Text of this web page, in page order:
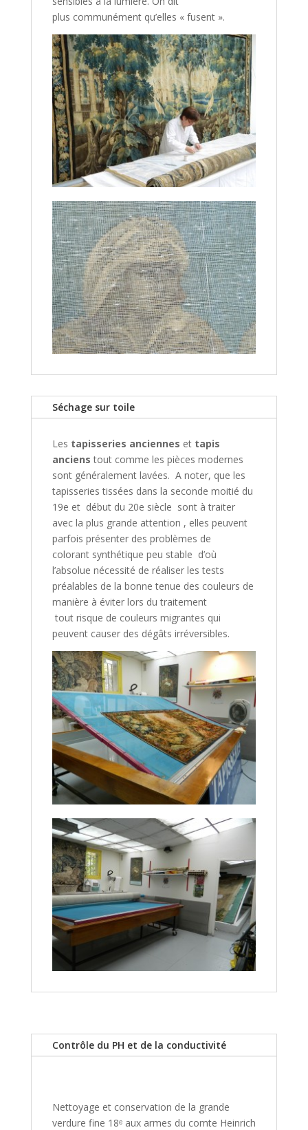
plus communément qu’elles « fusent ».
Séchage sur toile
Les tapisseries anciennes et tapis
anciens tout comme les pièces modernes
sont généralement lavées. A noter, que les
tapisseries tissées dans la seconde moitié du
19e et début du 20e siècle sont à traiter
avec la plus grande attention , elles peuvent
parfois présenter des problèmes de
colorant synthétique peu stable d’où
l’absolue nécessité de réaliser les tests
préalables de la bonne tenue des couleurs de
manière à éviter lors du traitement
tout risque de couleurs migrantes qui
peuvent causer des dégâts irréversibles.
Contrôle du PH et de la conductivité
Nettoyage et conservation de la grande
verdure fine 18ᵉ aux armes du comte Heinrich